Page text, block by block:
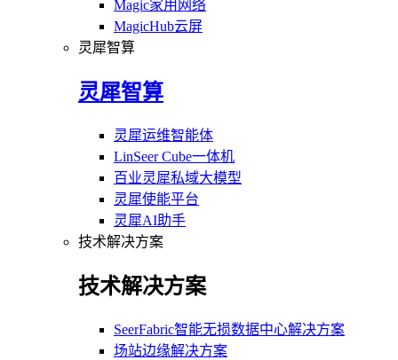
Magic家用网络
MagicHub云屏
灵犀智算
灵犀智算
灵犀运维智能体
LinSeer Cube一体机
百业灵犀私域大模型
灵犀使能平台
灵犀AI助手
技术解决方案
技术解决方案
SeerFabric智能无损数据中心解决方案
场站边缘解决方案